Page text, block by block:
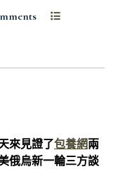
來見證了包養網兩
俄烏新一輪三方談